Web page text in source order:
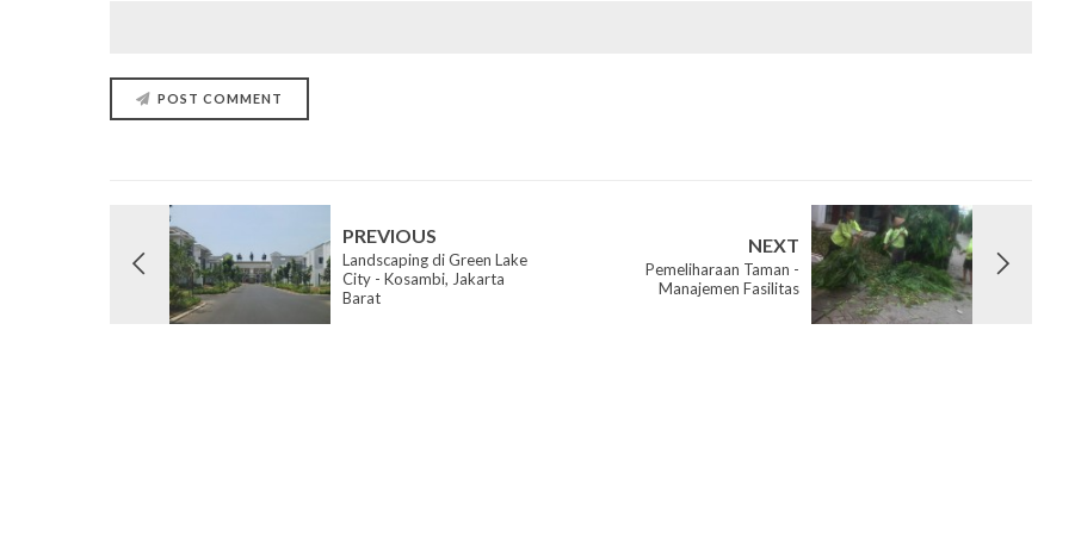
POST COMMENT
PREVIOUS
Landscaping di Green Lake
City - Kosambi, Jakarta
Barat
NEXT
Pemeliharaan Taman -
Manajemen Fasilitas